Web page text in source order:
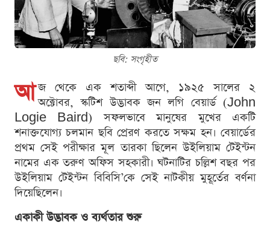
ছবি: সংগৃহীত
আ জ থেকে এক শতাব্দী আগে, ১৯২৫ সালের ২
অক্টোবর, স্কটিশ উদ্ভাবক জন লগি বেয়ার্ড (John
Logie Baird) সফলভাবে মানুষের মুখের একটি
শনাক্তযোগ্য চলমান ছবি প্রেরণ করতে সক্ষম হন। বেয়ার্ডের
প্রথম সেই পরীক্ষার মূল তারকা ছিলেন উইলিয়াম টেইন্টন
নামের এক তরুণ অফিস সহকারী। ঘটনাটির চল্লিশ বছর পর
উইলিয়াম টেইন্টন বিবিসি’কে সেই নাটকীয় মুহূর্তের বর্ণনা
দিয়েছিলেন।
একাকী উদ্ভাবক ও ব্যর্থতার শুরু